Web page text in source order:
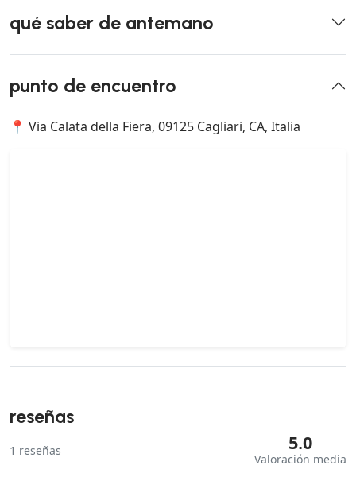
qué saber de antemano
punto de encuentro
📍 Via Calata della Fiera, 09125 Cagliari, CA, Italia
reseñas
1 reseñas 5.0
Valoración media